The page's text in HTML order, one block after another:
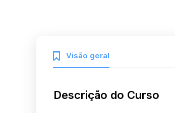
Visão geral
Descrição do Curso